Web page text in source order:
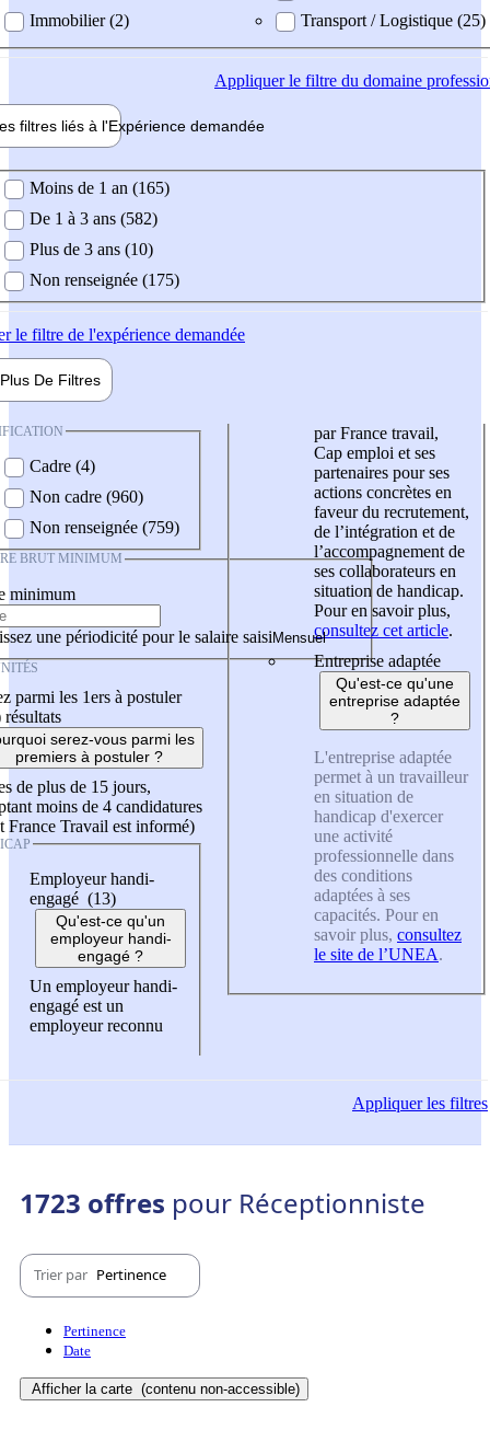
Immobilier (2)
Transport / Logistique (25)
Appliquerle filtre du domaine
filtres liés à l'Expérience demandée
demandée
Moins de 1 an (165)
De 1 à 3 ans (582)
Plus de 3 ans (10)
Non renseignée (175)
le filtre de l'expérience demandée
Plus De Filtres
Cadre (4)
Non cadre (960)
Non renseignée (759)
BRUT MINIMUM
minimum
une périodicité pour le salaire saisi
parmi les 1ers à postuler
résultats
serez-vous parmi les
premiers à postuler ?
de plus de 15 jours,
moins de 4 candidatures
France Travail est informé)
Employeur handi-
engagé (13)
Qu'est-ce qu'un
employeur handi-
engagé ?
Un employeur handi-
engagé est un
employeur reconnu
par France travail,
Cap emploi et ses
partenaires pour ses
actions concrètes en
faveur du recrutement,
de l’intégration et de
l’accompagnement de
ses collaborateurs en
situation de handicap.
Pour en savoir plus,
consultez cet article.
Entreprise adaptée
Qu'est-ce qu'une
entreprise adaptée
?
L'entreprise adaptée
permet à un travailleur
en situation de
handicap d'exercer
une activité
professionnelle dans
des conditions
adaptées à ses
capacités. Pour en
savoir plus, consultez
le site de l’UNEA.
Appliquerles filtres
1723 offres pour Réceptionniste
Trier par Pertinence
Pertinence
Date
Afficher la carte (contenu non-accessible)